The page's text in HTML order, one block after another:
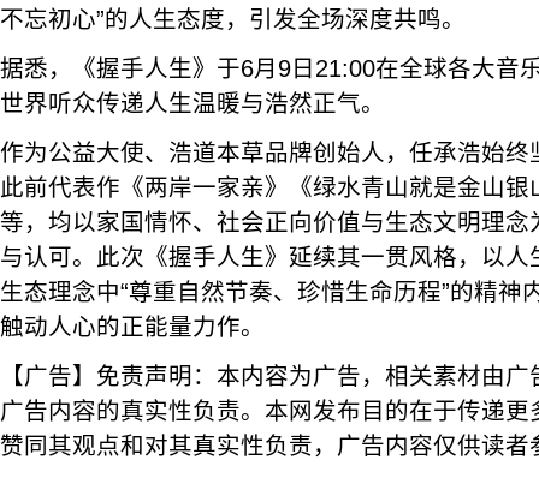
不忘初心”的人生态度，引发全场深度共鸣。
据悉，《握手人生》于6月9日21:00在全球各大音
世界听众传递人生温暖与浩然正气。
作为公益大使、浩道本草品牌创始人，任承浩始
此前代表作《两岸一家亲》《绿水青山就是金山
等，均以家国情怀、社会正向价值与生态文明理
与认可。此次《握手人生》延续其一贯风格，以
生态理念中“尊重自然节奏、珍惜生命历程”的精神
触动人心的正能量力作。
【广告】免责声明：本内容为广告，相关素材由
广告内容的真实性负责。本网发布目的在于传递
赞同其观点和对其真实性负责，广告内容仅供读者